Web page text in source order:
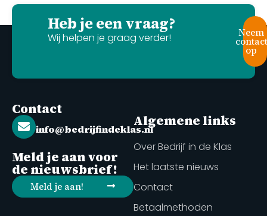
Heb je een vraag?
Wij helpen je graag verder! Neem
contact
op
Contact
info@bedrijfindeklas.nl
Meld je aan voor
de nieuwsbrief!
Meld je aan!
Algemene links
Over Bedrijf in de Klas
Het laatste nieuws
Contact
Betaalmethoden